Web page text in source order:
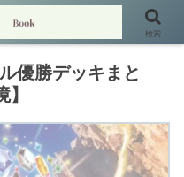
優勝デッキまと
検索